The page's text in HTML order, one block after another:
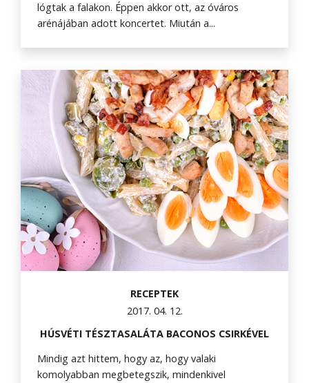
lógtak a falakon. Éppen akkor ott, az óváros
arénájában adott koncertet. Miután a...
RECEPTEK
2017. 04. 12.
HÚSVÉTI TÉSZTASALÁTA BACONOS CSIRKÉVEL
Mindig azt hittem, hogy az, hogy valaki
komolyabban megbetegszik, mindenkivel